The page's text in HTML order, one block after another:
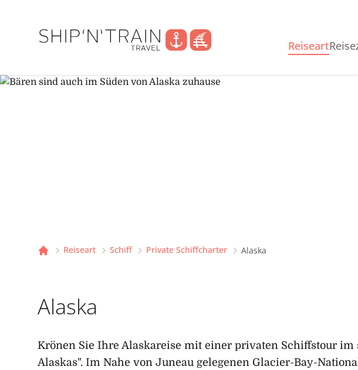
Reiseart
Reiseart Schiff Private Schiffcharter Alaska
Alaska
Krönen Sie Ihre Alaskareise mit einer privaten Schiffstour im
Alaskas". Im Nahe von Juneau gelegenen Glacier-Bay-